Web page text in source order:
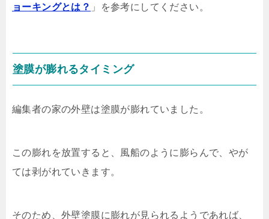
ョーキングとは？ 」を参考にしてください。
塗膜が膨れるタイミング
編集者の家の外壁は塗膜が膨れていました。
この膨れを放置すると、風船のように膨らんで、やが
ては剥がれていきます。
そのため、外壁塗膜に膨れが見られるようであれば、